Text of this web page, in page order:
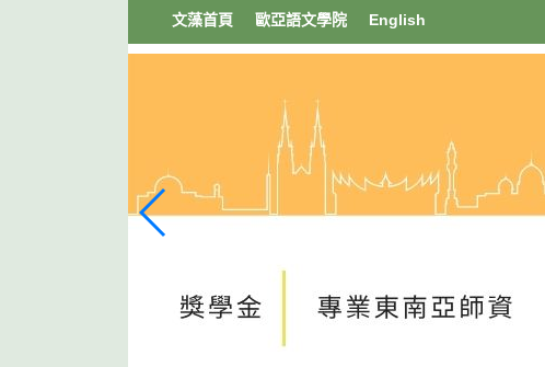
文藻首頁 歐亞語文學院 English